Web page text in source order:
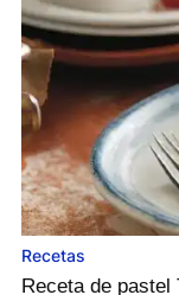
Recetas
Receta de